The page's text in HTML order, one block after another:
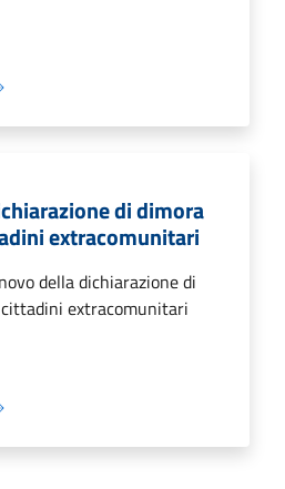
di dimora
extracomunitari
della dichiarazione di
extracomunitari